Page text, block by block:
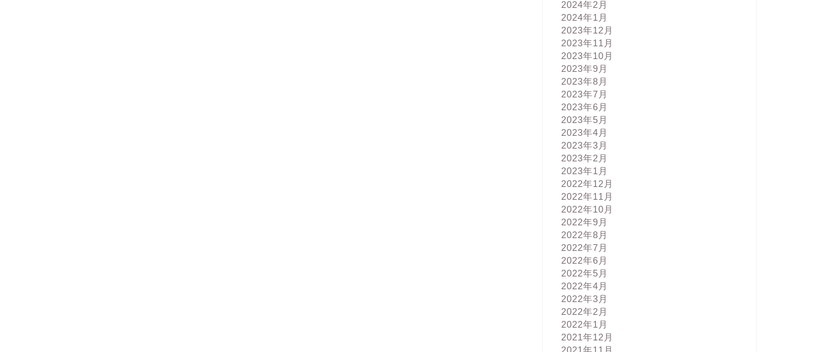
2024年2月
2024年1月
2023年12月
2023年11月
2023年10月
2023年9月
2023年8月
2023年7月
2023年6月
2023年5月
2023年4月
2023年3月
2023年2月
2023年1月
2022年12月
2022年11月
2022年10月
2022年9月
2022年8月
2022年7月
2022年6月
2022年5月
2022年4月
2022年3月
2022年2月
2022年1月
2021年12月